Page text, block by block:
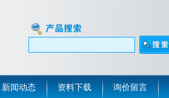
新闻动态 资料下载 询价留言